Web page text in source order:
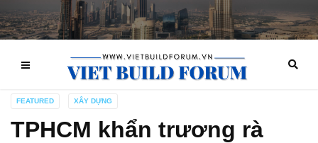
FEATURED XÂY DỰNG
TPHCM khẩn trương rà